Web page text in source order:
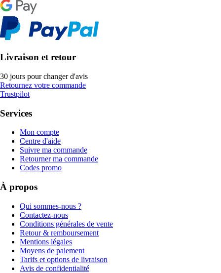
Livraison et retour
30 jours pour changer d'avis
Retournez votre commande
Trustpilot
Services
Mon compte
Centre d'aide
Suivre ma commande
Retourner ma commande
Codes promo
À propos
Qui sommes-nous ?
Contactez-nous
Conditions générales de vente
Retour & remboursement
Mentions légales
Moyens de paiement
Tarifs et options de livraison
Avis de confidentialité